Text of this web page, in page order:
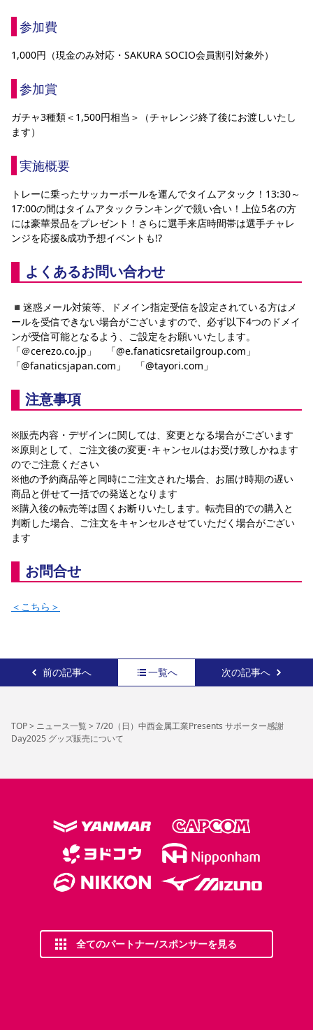
参加費
1,000円（現金のみ対応・SAKURA SOCIO会員割引対象外）
参加賞
ガチャ3種類＜1,500円相当＞（チャレンジ終了後にお渡しいたし
ます）
実施概要
トレーに乗ったサッカーボールを運んでタイムアタック！13:30～
17:00の間はタイムアタックランキングで競い合い！上位5名の方
には豪華景品をプレゼント！さらに選手来店時間帯は選手チャレ
ンジを応援&成功予想イベントも!?
よくあるお問い合わせ
◾️迷惑メール対策等、ドメイン指定受信を設定されている方はメ
ールを受信できない場合がございますので、必ず以下4つのドメイ
ンが受信可能となるよう、ご設定をお願いいたします。
「＠cerezo.co.jp」　「@e.fanaticsretailgroup.com」
「@fanaticsjapan.com」　「@tayori.com」
注意事項
※販売内容・デザインに関しては、変更となる場合がございます
※原則として、ご注文後の変更･キャンセルはお受け致しかねます
のでご注意ください
※他の予約商品等と同時にご注文された場合、お届け時期の遅い
商品と併せて一括での発送となります
※購入後の転売等は固くお断りいたします。転売目的での購入と
判断した場合、ご注文をキャンセルさせていただく場合がござい
ます
お問合せ
＜こちら＞
前の記事へ 一覧へ 次の記事へ
TOP> ニュース一覧> 7/20（日）中西金属工業Presents サポーター感謝
Day2025 グッズ販売について
全てのパートナー/スポンサーを見る